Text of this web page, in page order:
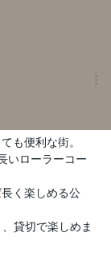
も便利な街。
いローラーコー
く楽しめる公
貸切で楽しめま